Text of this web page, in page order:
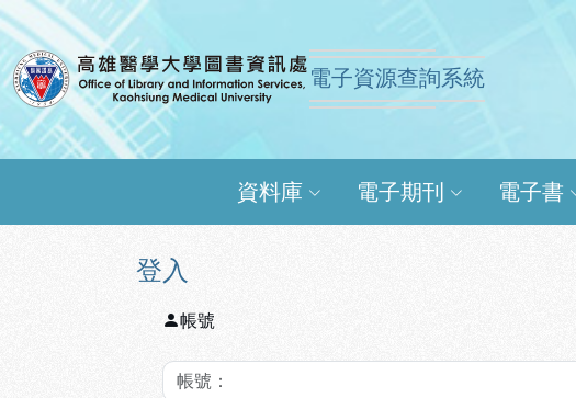
跳到主要內容
:::
高雄醫學大學圖書資訊處電
電子資源查詢系統
資料庫 電子期刊 電子書
:::
登入
帳號